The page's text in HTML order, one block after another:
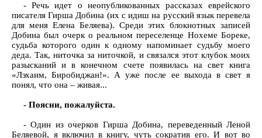
- Речь идет о неопубликованных рассказах еврейского
писателя Гирша Добина (их с идиш на русский язык перевела
для меня Елена Беляева). Среди этих блокнотных записей
Добина был очерк о реальном переселенце Нохеме Бореке,
судьба которого один к одному напоминает судьбу моего
деда. Так, ниточка за ниточкой, и связался этот клубок моих
разысканий и в конечном счете появилась на свет книга
«Лэхаим, Биробиджан!». А уже после ее выхода в свет я
понял, что она – живая...
- Поясни, пожалуйста.
- Один из очерков Гирша Добина, переведенный Леной
Беляевой, я включил в книгу, чуть сократив его. И вот во